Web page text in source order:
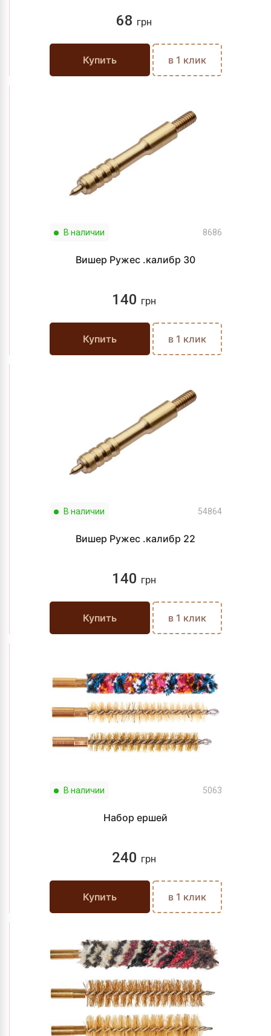
68 грн
Купить в 1 клик
В наличии 8686
Вишер Ружес .калибр 30
140 грн
Купить в 1 клик
В наличии 54864
Вишер Ружес .калибр 22
140 грн
Купить в 1 клик
В наличии 5063
Набор ершей
240 грн
Купить в 1 клик